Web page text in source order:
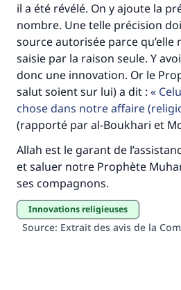
il a été révélé. On y ajoute la
nombre. Une telle précision
source autorisée parce qu’elle
saisie par la raison seule. Y
donc une innovation. Or le
salut soient sur lui) a dit :
chose dans notre affaire
(rapporté par al-Boukhari et
Allah est le garant de
et saluer notre Prophète
ses compagnons.
innovations religieuses
Source: Extrait des avis de la
Faites une différence
millions de
Aidez nous à apporter
Le Messager d'Allah
"Celui qui indique une
même récompense que
(MOUSLIM
Soutenez